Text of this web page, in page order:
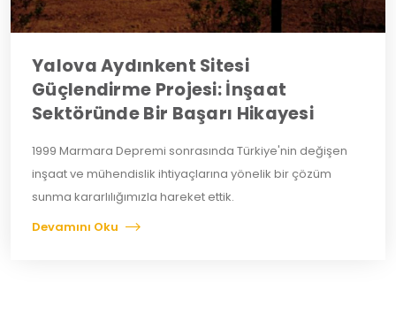
Yalova Aydınkent Sitesi
Güçlendirme Projesi: İnşaat
Sektöründe Bir Başarı Hikayesi
1999 Marmara Depremi sonrasında Türkiye'nin değişen
inşaat ve mühendislik ihtiyaçlarına yönelik bir çözüm
sunma kararlılığımızla hareket ettik.
Devamını Oku